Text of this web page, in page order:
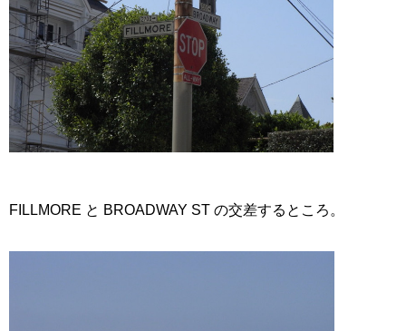
FILLMORE と BROADWAY ST の交差するところ。